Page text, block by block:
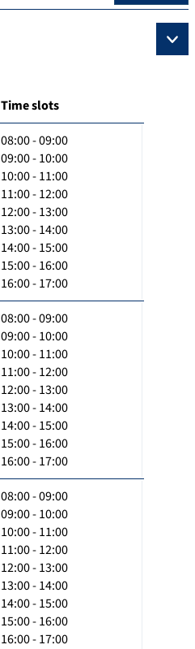
Time slots
08:00 - 09:00
09:00 - 10:00
10:00 - 11:00
11:00 - 12:00
12:00 - 13:00
13:00 - 14:00
14:00 - 15:00
15:00 - 16:00
16:00 - 17:00
08:00 - 09:00
09:00 - 10:00
10:00 - 11:00
11:00 - 12:00
12:00 - 13:00
13:00 - 14:00
14:00 - 15:00
15:00 - 16:00
16:00 - 17:00
08:00 - 09:00
09:00 - 10:00
10:00 - 11:00
11:00 - 12:00
12:00 - 13:00
13:00 - 14:00
14:00 - 15:00
15:00 - 16:00
16:00 - 17:00